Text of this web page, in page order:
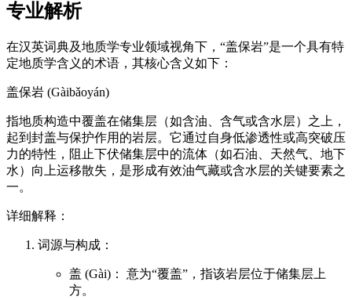
专业解析
在汉英词典及地质学专业领域视角下，“盖保岩”是一个具有特
定地质学含义的术语，其核心含义如下：
盖保岩 (Gàibǎoyán)
指地质构造中覆盖在储集层（如含油、含气或含水层）之上，
起到封盖与保护作用的岩层。它通过自身低渗透性或高突破压
力的特性，阻止下伏储集层中的流体（如石油、天然气、地下
水）向上运移散失，是形成有效油气藏或含水层的关键要素之
一。
详细解释：
词源与构成：
盖 (Gài)： 意为“覆盖”，指该岩层位于储集层上
方。